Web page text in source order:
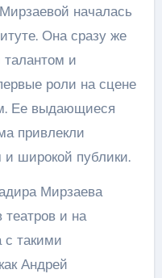
началась
Она сразу же
и
роли на сцене
Ее выдающиеся
привлекли
и широкой публики.
Мирзаева
и на
с такими
Андрей